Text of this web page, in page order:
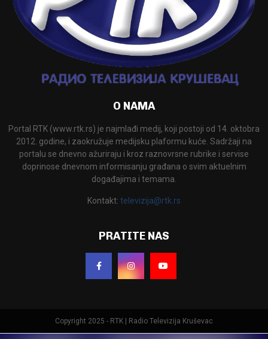
O NAMA
Portal RTK (www.rtk.rs) je najmlađi medij, koji postoji od 14. oktobra
2012. godine, i zaokružuje medijsku plaformu kuće. Sadržaji na
portalu se dnevno ažuriraju i kroz raznovrsne rubrike i servise
doprinose dnevnom informisanju građana o svim aktuelnim
događajima i temama.
Kontakt: televizija@rtk.rs
PRATITE NAS
Copyright 2025 - RTK | Radio Televizija Kruševac